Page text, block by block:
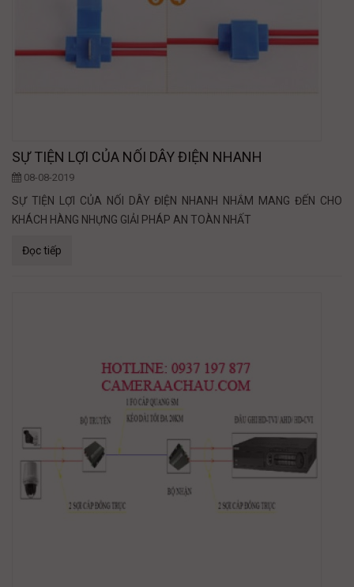
SỰ TIỆN LỢI CỦA NỐI DÂY ĐIỆN NHANH
08-08-2019
SỰ TIỆN LỢI CỦA NỐI DÂY ĐIỆN NHANH NHẮM MANG ĐẾN CHO
KHÁCH HÀNG NHỰNG GIẢI PHÁP AN TOÀN NHẤT
Đọc tiếp